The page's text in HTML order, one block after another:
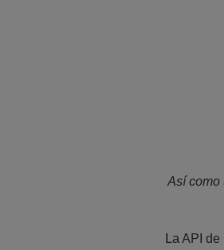
Así como
La API